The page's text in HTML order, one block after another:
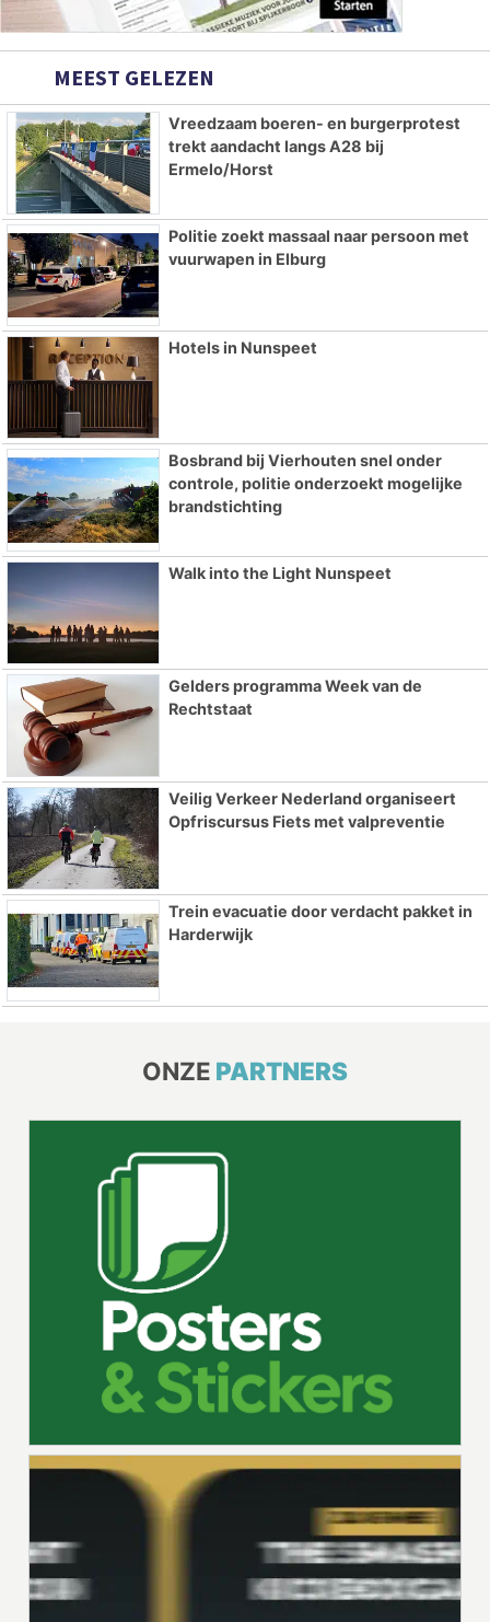
MEEST GELEZEN
Vreedzaam boeren- en burgerprotest
trekt aandacht langs A28 bij
Ermelo/Horst
Politie zoekt massaal naar persoon met
vuurwapen in Elburg
Hotels in Nunspeet
Bosbrand bij Vierhouten snel onder
controle, politie onderzoekt mogelijke
brandstichting
Walk into the Light Nunspeet
Gelders programma Week van de
Rechtstaat
Veilig Verkeer Nederland organiseert
Opfriscursus Fiets met valpreventie
Trein evacuatie door verdacht pakket in
Harderwijk
ONZE PARTNERS